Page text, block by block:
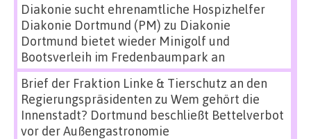
Diakonie sucht ehrenamtliche Hospizhelfer
Diakonie Dortmund (PM) zu Diakonie
Dortmund bietet wieder Minigolf und
Bootsverleih im Fredenbaumpark an
Brief der Fraktion Linke & Tierschutz an den
Regierungspräsidenten zu Wem gehört die
Innenstadt? Dortmund beschließt Bettelverbot
vor der Außengastronomie